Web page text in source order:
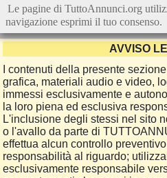
AVVISO
I contenuti della presente
grafica, materiali audio e video,
immessi esclusivamente e
la loro piena ed esclusiva
L'inclusione degli stessi nel sito
o l'avallo da parte di
effettua alcun controllo
responsabilità al riguardo;
esclusivamente responsabile
Le pagine di TuttoAnnunci.org
navigazione esprimi il tuo consenso.